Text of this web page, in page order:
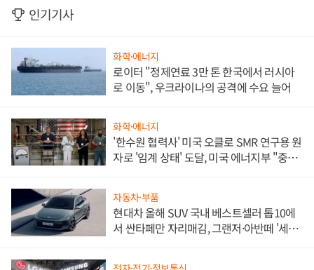
인기기사
화학·에너지
로이터 "정제연료 3만 톤 한국에서 러시아
로 이동", 우크라이나의 공격에 수요 늘어
화학·에너지
'한수원 협력사' 미국 오클로 SMR 연구용 원
자로 '임계 상태' 도달, 미국 에너지부 "중요
자동차·부품
현대차 올해 SUV 국내 베스트셀러 톱10에
서 싼타페만 자리매김, 그랜저·아반떼 '세단